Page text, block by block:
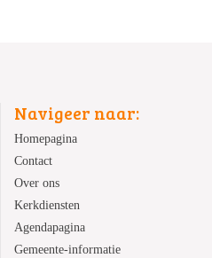
Navigeer naar:
Homepagina
Contact
Over ons
Kerkdiensten
Agendapagina
Gemeente-informatie